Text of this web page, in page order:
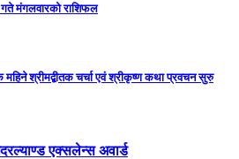
मंगलवारको राशिफल
महिने श्रीमद्बीतक चर्चा एवं श्रीकृष्ण कथा प्रवचन सुरु
एक्सलेन्स अवार्ड